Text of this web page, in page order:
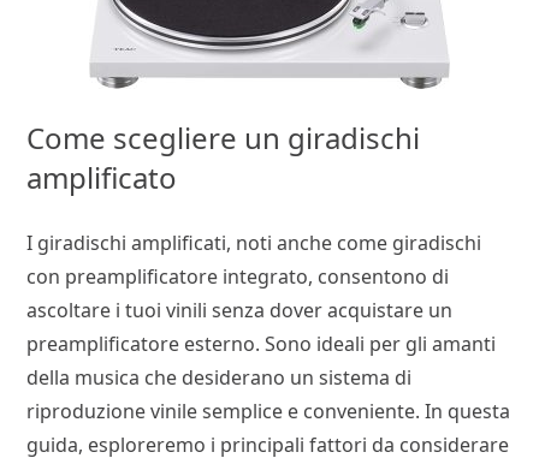
Come scegliere un giradischi
amplificato
I giradischi amplificati, noti anche come giradischi
con preamplificatore integrato, consentono di
ascoltare i tuoi vinili senza dover acquistare un
preamplificatore esterno. Sono ideali per gli amanti
della musica che desiderano un sistema di
riproduzione vinile semplice e conveniente. In questa
guida, esploreremo i principali fattori da considerare